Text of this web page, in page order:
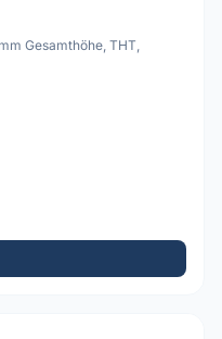
Gesamthöhe, THT,